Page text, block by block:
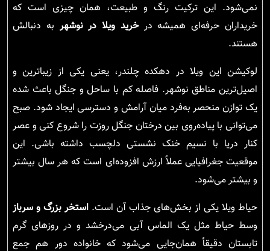
نمی‌شود. این ترکیت رنگ و طبیعت، همان چیزی است که
خریداران حرفه‌ای همیشه درخرید ویلا در نوشهر به دنبالش
هستند.
لوکیشن این ویلا در دهکده چلندر، یعنی یکی از زیباترین و
اصیل‌ترین مناطق نوشهر. فاصله کم با ساحل و جنگل باعث شده
یک توازن منحصر به‌فرد میان آرامش و دسترسی ایجاد شود. صبح
می‌توانی با پیاده‌روی بین درختان جنگل روزت را شروع کنی و عصر
کنار دریا با نسیم خنک نشستی دلچسب داشته باشی. این
موقعیت جغرافیایی عملاً ارزش افزوده‌ای است که هر سال بیشتر
و بیشتر می‌شود.
حیاط ویلا یکی از بخش‌های جذاب آن است. استخر بزرگ و سرباز
وسط حیاط مثل یک الماس آبی می‌درخشد و در روزهای گرم
تابستان دقیقاً همان‌جایی می‌شود که خانواده دور هم جمع